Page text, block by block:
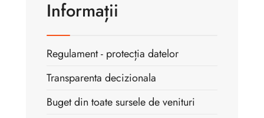
Informații
Regulament - protecția datelor
Transparenta decizionala
Buget din toate sursele de venituri